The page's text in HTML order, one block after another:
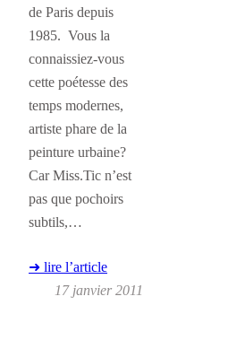
de Paris depuis
1985. Vous la
connaissiez-vous
cette poétesse des
temps modernes,
artiste phare de la
peinture urbaine?
Car Miss.Tic n’est
pas que pochoirs
subtils,…
➜ lire l’article
17 janvier 2011